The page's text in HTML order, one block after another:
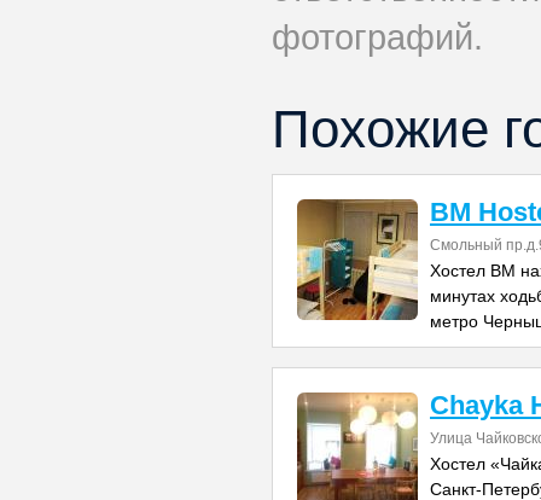
фотографий.
Похожие
BM
Смольный
Хостел BM
минутах
метро
Chayka
Улица
Хостел
Санкт-